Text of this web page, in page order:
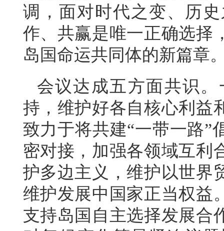
调，面对时代之变、历
作、共赢是唯一正确选
岛国命运共同体的新篇章
会议达成五方面共识
持，维护好各自核心利益
致力于将共建“一带一路”
密对接，加强各领域互利
护多边主义，维护以世界
维护发展中国家正当权益
支持岛国自主选择发展合